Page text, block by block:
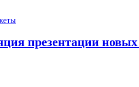
презентации